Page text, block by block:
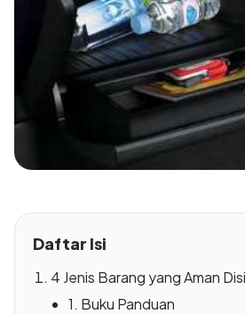
Daftar Isi
4 Jenis Barang yang Aman
1. Buku Panduan